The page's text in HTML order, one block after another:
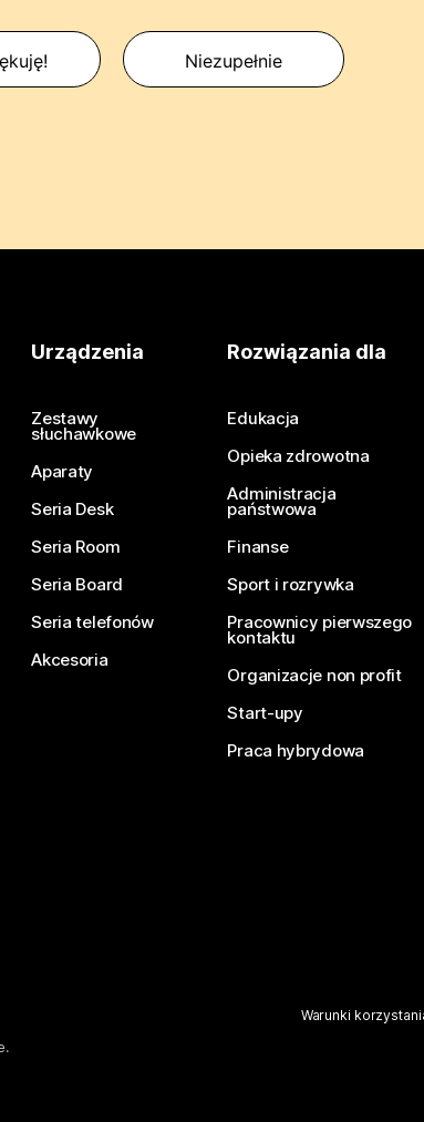
Niezupełnie
Urządzenia
Zestawy
słuchawkowe
Aparaty
Seria Desk
Seria Room
Seria Board
Seria telefonów
Akcesoria
Rozwiązania dla
Edukacja
Opieka zdrowotna
Administracja
państwowa
Finanse
Sport i rozrywka
Pracownicy pierwszego
kontaktu
Organizacje non profit
Start-upy
Praca hybrydowa
Warunki